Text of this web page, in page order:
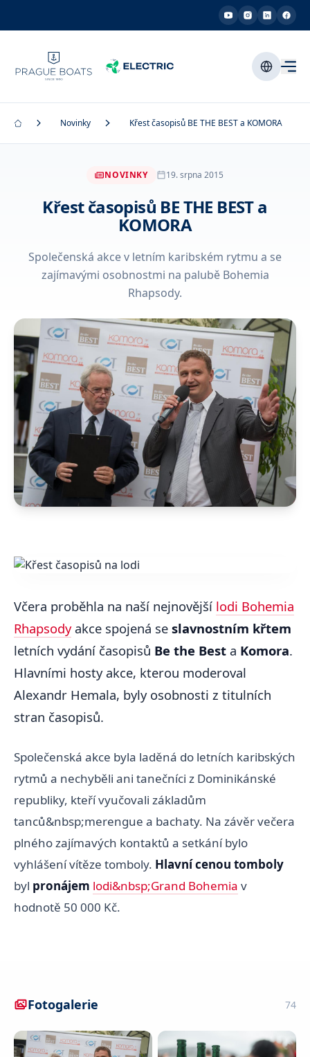
Novinky Křest časopisů BE THE BEST a KOMORA
NOVINKY 19. srpna 2015
Křest časopisů BE THE BEST a
KOMORA
Společenská akce v letním karibském rytmu a se
zajímavými osobnostmi na palubě Bohemia
Rhapsody.
Včera proběhla na naší nejnovější lodi Bohemia
Rhapsodyakce spojená se slavnostním křtem
letních vydání časopisů Be the Best a Komora.
Hlavními hosty akce, kterou moderoval
Alexandr Hemala, byly osobnosti z titulních
stran časopisů.
Společenská akce byla laděná do letních karibských
rytmů a nechyběli ani tanečníci z Dominikánské
republiky, kteří vyučovali základům
tanců&nbsp;merengue a bachaty. Na závěr večera
plného zajímavých kontaktů a setkání bylo
vyhlášení vítěze tomboly. Hlavní cenou tomboly
byl pronájem lodi&nbsp;Grand Bohemia v
hodnotě 50 000 Kč.
Fotogalerie 74